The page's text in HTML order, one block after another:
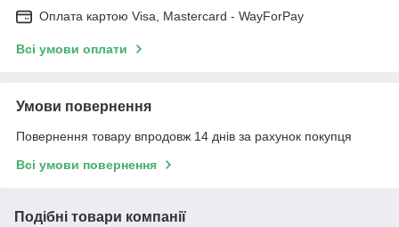
Оплата картою Visa, Mastercard - WayForPay
Всі умови оплати
Умови повернення
Повернення товару впродовж 14 днів за рахунок покупця
Всі умови повернення
Подібні товари компанії